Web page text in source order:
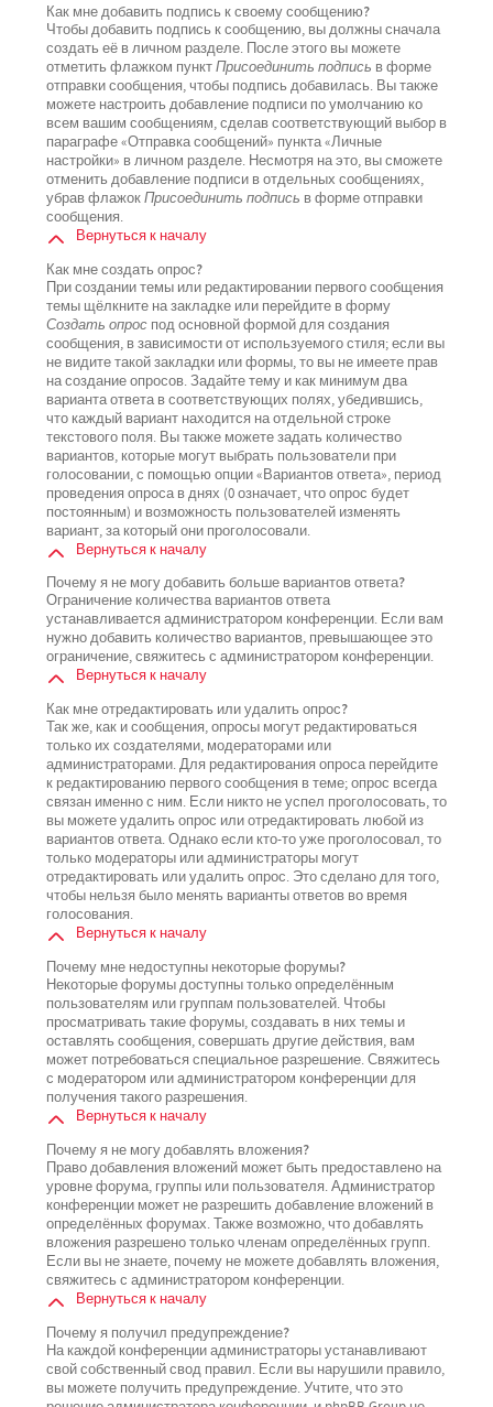
Как мне добавить подпись к своему сообщению?
Чтобы добавить подпись к сообщению, вы должны сначала
создать её в личном разделе. После этого вы можете
отметить флажком пунктПрисоединить подпись в форме
отправки сообщения, чтобы подпись добавилась. Вы также
можете настроить добавление подписи по умолчанию ко
всем вашим сообщениям, сделав соответствующий выбор в
параграфе «Отправка сообщений» пункта «Личные
настройки» в личном разделе. Несмотря на это, вы сможете
отменить добавление подписи в отдельных сообщениях,
убрав флажокПрисоединить подпись в форме отправки
сообщения.
Вернуться к началу
Как мне создать опрос?
При создании темы или редактировании первого сообщения
темы щёлкните на закладке или перейдите в форму
Создать опроспод основной формой для создания
сообщения, в зависимости от используемого стиля; если вы
не видите такой закладки или формы, то вы не имеете прав
на создание опросов. Задайте тему и как минимум два
варианта ответа в соответствующих полях, убедившись,
что каждый вариант находится на отдельной строке
текстового поля. Вы также можете задать количество
вариантов, которые могут выбрать пользователи при
голосовании, с помощью опции «Вариантов ответа», период
проведения опроса в днях (0 означает, что опрос будет
постоянным) и возможность пользователей изменять
вариант, за который они проголосовали.
Вернуться к началу
Почему я не могу добавить больше вариантов ответа?
Ограничение количества вариантов ответа
устанавливается администратором конференции. Если вам
нужно добавить количество вариантов, превышающее это
ограничение, свяжитесь с администратором конференции.
Вернуться к началу
Как мне отредактировать или удалить опрос?
Так же, как и сообщения, опросы могут редактироваться
только их создателями, модераторами или
администраторами. Для редактирования опроса перейдите
к редактированию первого сообщения в теме; опрос всегда
связан именно с ним. Если никто не успел проголосовать, то
вы можете удалить опрос или отредактировать любой из
вариантов ответа. Однако если кто-то уже проголосовал, то
только модераторы или администраторы могут
отредактировать или удалить опрос. Это сделано для того,
чтобы нельзя было менять варианты ответов во время
голосования.
Вернуться к началу
Почему мне недоступны некоторые форумы?
Некоторые форумы доступны только определённым
пользователям или группам пользователей. Чтобы
просматривать такие форумы, создавать в них темы и
оставлять сообщения, совершать другие действия, вам
может потребоваться специальное разрешение. Свяжитесь
с модератором или администратором конференции для
получения такого разрешения.
Вернуться к началу
Почему я не могу добавлять вложения?
Право добавления вложений может быть предоставлено на
уровне форума, группы или пользователя. Администратор
конференции может не разрешить добавление вложений в
определённых форумах. Также возможно, что добавлять
вложения разрешено только членам определённых групп.
Если вы не знаете, почему не можете добавлять вложения,
свяжитесь с администратором конференции.
Вернуться к началу
Почему я получил предупреждение?
На каждой конференции администраторы устанавливают
свой собственный свод правил. Если вы нарушили правило,
вы можете получить предупреждение. Учтите, что это